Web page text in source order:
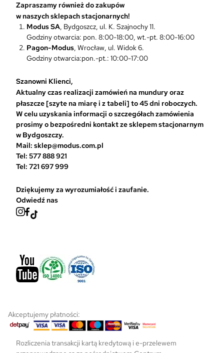
o
ż
n
a
w
y
a
ć
n
a
i
Zapraszamy również do zakupów
w naszych sklepach stacjonarnych!
Modus SA, Bydgoszcz, ul. K. Szajnochy 11.
Godziny otwarcia: pon. 8:00-18:00, wt.-pt. 8:00-16:00
Pagon-Modus, Wrocław, ul. Widok 6.
Godziny otwarcia:pon.-pt.: 10:00-17:00
Szanowni Klienci,
Aktualny czas realizacji zamówień na mundury oraz
płaszcze [szyte na miarę i z tabeli] to 45 dni roboczych.
W celu uzyskania informacji o szczegółach zamówienia
prosimy o bezpośredni kontakt ze sklepem stacjonarnym
w Bydgoszczy.
Mail: sklep@modus.com.pl
Tel: 577 888 921
Tel: 721 697 999
Dziękujemy za wyrozumiałość i zaufanie.
Odwiedź nas
Akceptujemy płatności:
Rozliczenia transakcji kartą kredytową i e-przelewem